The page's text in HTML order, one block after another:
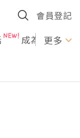
會員登記
成為U更多